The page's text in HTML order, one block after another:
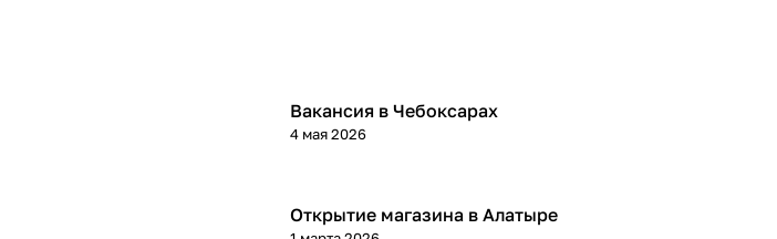
Вакансия в Чебоксарах
4 мая 2026
Открытие магазина в Алатыре